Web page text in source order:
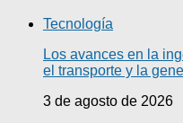
Tecnología
Los avances en la
el transporte y la
3 de agosto de 2026